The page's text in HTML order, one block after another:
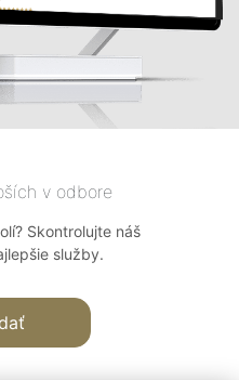
v odbore
Skontrolujte náš
služby.